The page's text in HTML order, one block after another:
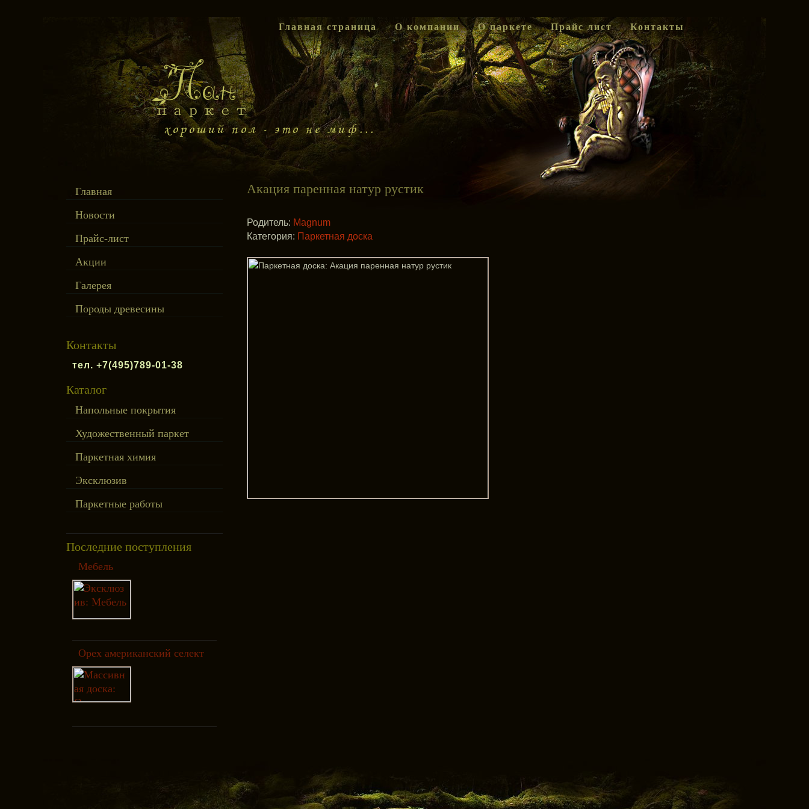
Главная страница О компании О паркете Прайс лист Контакты
Главная
Новости
Прайс-лист
Акции
Галерея
Породы древесины
Контакты
тел. +7(495)789-01-38
Каталог
Напольные покрытия
Художественный паркет
Паркетная химия
Эксклюзив
Паркетные работы
Последние поступления
Мебель
Орех американский селект
Акация паренная натур рустик
Родитель: Magnum
Категория: Паркетная доска